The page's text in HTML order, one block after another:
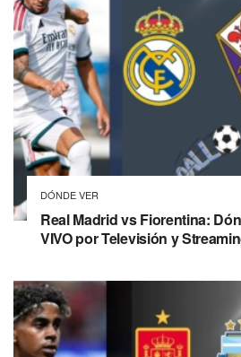
DÓNDE VER
Real Madrid vs Fiorentina:
VIVO por Televisión y